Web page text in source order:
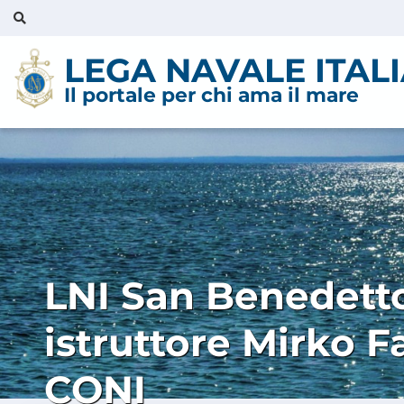
LEGA NAVALE
Il portale per chi ama il mare
LNI San
istruttore Mirko
CONI